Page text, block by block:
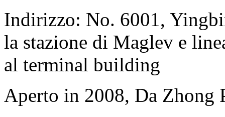
Indirizzo: No. 6001,
la stazione di Maglev e
al terminal building
Aperto in 2008, Da Zhong